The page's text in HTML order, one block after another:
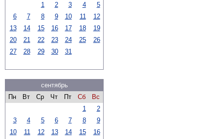
1
2 3 4
5
6
7 8 9 10 11
12
13
14 15 16 17 18
19
20
21 22 23 24 25
26
27
28 29 30 31
сентябрь
Пн
Вт Ср Чт Пт Сб
Вс
1
2
3
4 5 6 7 8
9
10
11 12 13 14 15
16